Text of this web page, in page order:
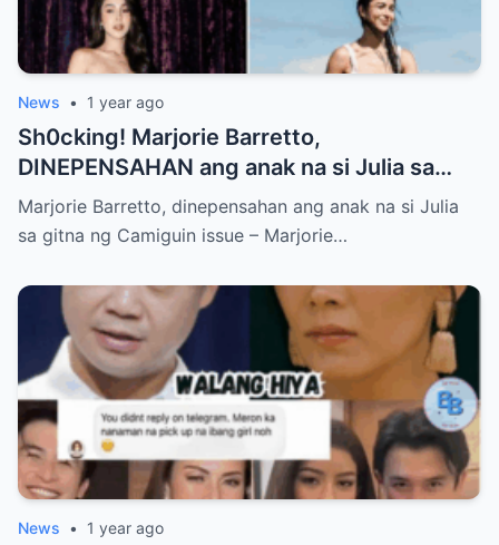
News • 1 year ago
Sh0cking! Marjorie Barretto,
DINEPENSAHAN ang anak na si Julia sa
gitna ng Camiguin issue
Marjorie Barretto, dinepensahan ang anak na si Julia
sa gitna ng Camiguin issue – Marjorie…
News • 1 year ago